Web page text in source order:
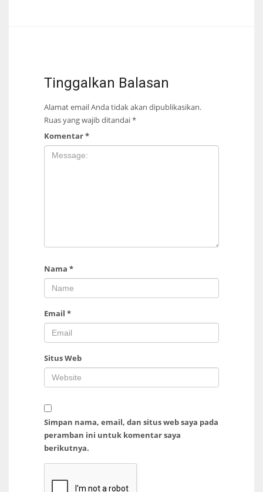
Tinggalkan Balasan
Alamat email Anda tidak akan dipublikasikan.
Ruas yang wajib ditandai*
Komentar*
Nama *
Email *
Situs Web
Simpan nama, email, dan situs web saya pada
peramban ini untuk komentar saya
berikutnya.